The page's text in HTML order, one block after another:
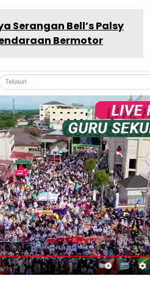
Serangan Bell’s Palsy
Bermotor